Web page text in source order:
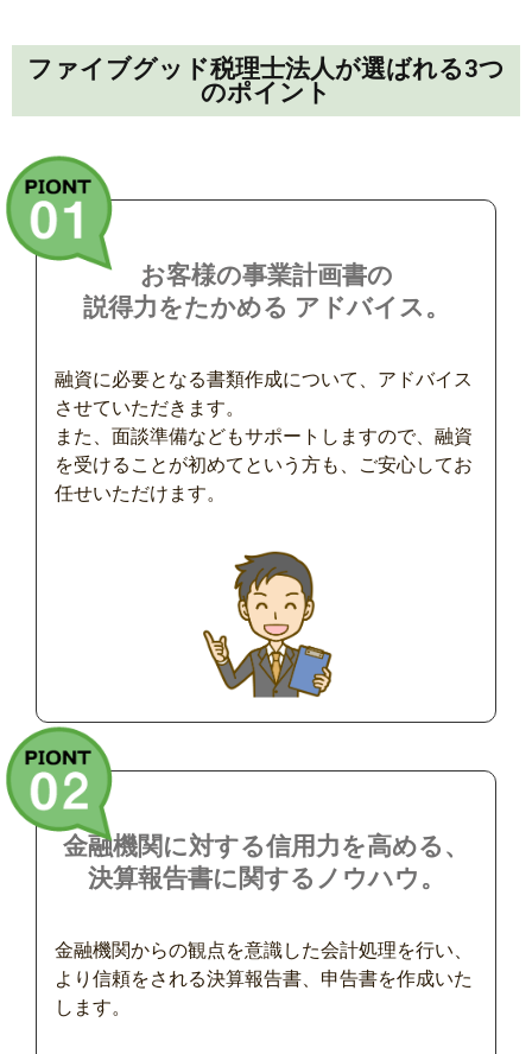
ファイブグッド税理士法人が選ばれる3つ
のポイント
お客様の事業計画書の
説得力をたかめる アドバイス。
融資に必要となる書類作成について、アドバイス
させていただきます。
また、面談準備などもサポートしますので、融資
を受けることが初めてという方も、ご安心してお
任せいただけます。
金融機関に対する信用力を高める、
決算報告書に関するノウハウ。
金融機関からの観点を意識した会計処理を行い、
より信頼をされる決算報告書、申告書を作成いた
します。